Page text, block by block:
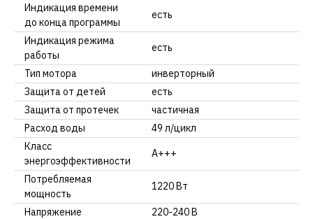
Индикация времени
до конца программы
есть
Индикация режима
работы
есть
Тип мотора
инверторный
Защита от детей
есть
Защита от протечек
частичная
Расход воды
49 л/цикл
Класс
энергоэффективности
A+++
Потребляемая
мощность
1220 Вт
Напряжение
220-240 В